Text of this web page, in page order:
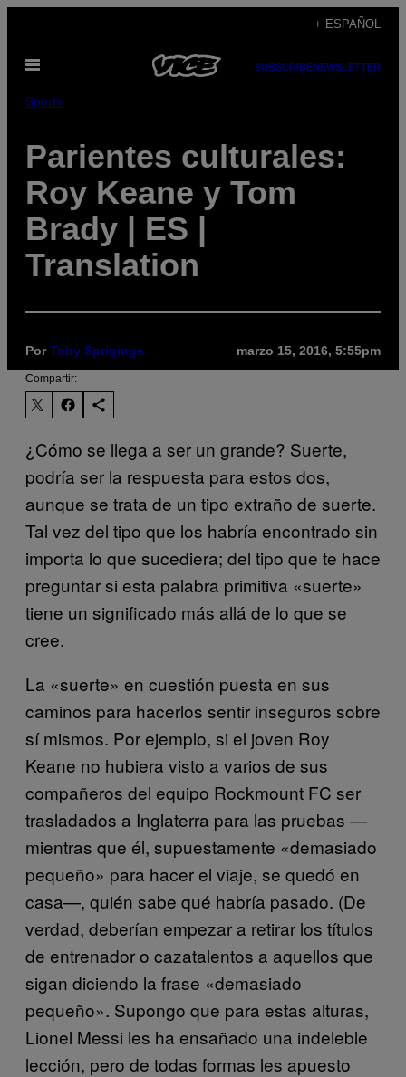
contenido
+ ESPAÑOL
Abrir
SUBSCRIBENEWSLETTER
Sports
Parientes culturales:
Roy Keane y Tom
Brady | ES |
Translation
PorToby Sprigings marzo 15, 2016, 5:55pm
Compartir:
¿Cómo se llega a ser un grande? Suerte,
podría ser la respuesta para estos dos,
aunque se trata de un tipo extraño de suerte.
Tal vez del tipo que los habría encontrado sin
importa lo que sucediera; del tipo que te hace
preguntar si esta palabra primitiva «suerte»
tiene un significado más allá de lo que se
cree.
La «suerte» en cuestión puesta en sus
caminos para hacerlos sentir inseguros sobre
sí mismos. Por ejemplo, si el joven Roy
Keane no hubiera visto a varios de sus
compañeros del equipo Rockmount FC ser
trasladados a Inglaterra para las pruebas —
mientras que él, supuestamente «demasiado
pequeño» para hacer el viaje, se quedó en
casa—, quién sabe qué habría pasado. (De
verdad, deberían empezar a retirar los títulos
de entrenador o cazatalentos a aquellos que
sigan diciendo la frase «demasiado
pequeño». Supongo que para estas alturas,
Lionel Messi les ha ensañado una indeleble
lección, pero de todas formas les apuesto